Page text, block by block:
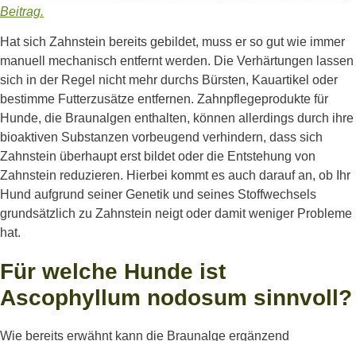
Beitrag.
Hat sich Zahnstein bereits gebildet, muss er so gut wie immer
manuell mechanisch entfernt werden. Die Verhärtungen lassen
sich in der Regel nicht mehr durchs Bürsten, Kauartikel oder
bestimme Futterzusätze entfernen. Zahnpflegeprodukte für
Hunde, die Braunalgen enthalten, können allerdings durch ihre
bioaktiven Substanzen vorbeugend verhindern, dass sich
Zahnstein überhaupt erst bildet oder die Entstehung von
Zahnstein reduzieren. Hierbei kommt es auch darauf an, ob Ihr
Hund aufgrund seiner Genetik und seines Stoffwechsels
grundsätzlich zu Zahnstein neigt oder damit weniger Probleme
hat.
Für welche Hunde ist
Ascophyllum nodosum sinnvoll?
Wie bereits erwähnt kann die Braunalge ergänzend